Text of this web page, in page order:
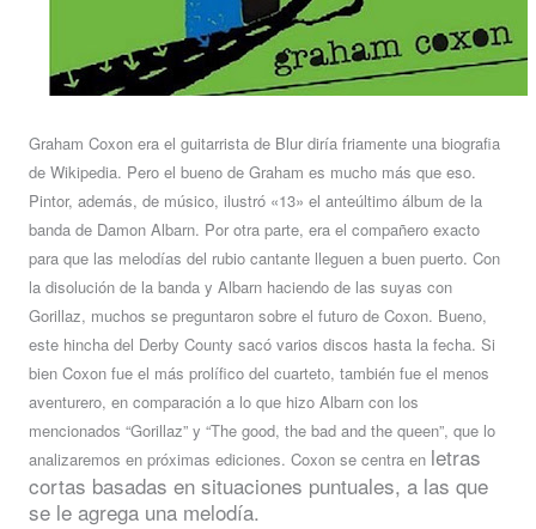
Graham Coxon era el guitarrista de Blur diría friamente una biografia
de Wikipedia. Pero el bueno de Graham es mucho más que eso.
Pintor, además, de músico, ilustró «13» el anteúltimo álbum de la
banda de Damon Albarn. Por otra parte, era el compañero exacto
para que las melodías del rubio cantante lleguen a buen puerto. Con
la disolución de la banda y Albarn haciendo de las suyas con
Gorillaz, muchos se preguntaron sobre el futuro de Coxon. Bueno,
este hincha del Derby County sacó varios discos hasta la fecha. Si
bien Coxon fue el más prolífico del cuarteto, también fue el menos
aventurero, en comparación a lo que hizo Albarn con los
mencionados “Gorillaz” y “The good, the bad and the queen”, que lo
analizaremos en próximas ediciones. Coxon se centra en letras
cortas basadas en situaciones puntuales, a las que
se le agrega una melodía.